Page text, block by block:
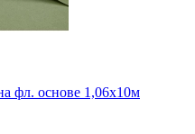
фл. основе 1,06х10м